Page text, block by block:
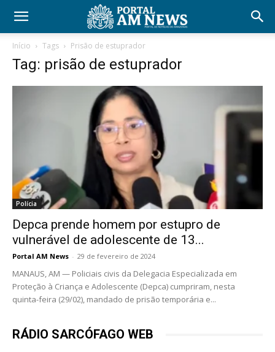
Início Tags Prisão de estuprador
Tag: prisão de estuprador
Polícia
Depca prende homem por estupro de
vulnerável de adolescente de 13...
Portal AM News - 29 de fevereiro de 2024
MANAUS, AM — Policiais civis da Delegacia Especializada em
Proteção à Criança e Adolescente (Depca) cumpriram, nesta
quinta-feira (29/02), mandado de prisão temporária e...
RÁDIO SARCÓFAGO WEB